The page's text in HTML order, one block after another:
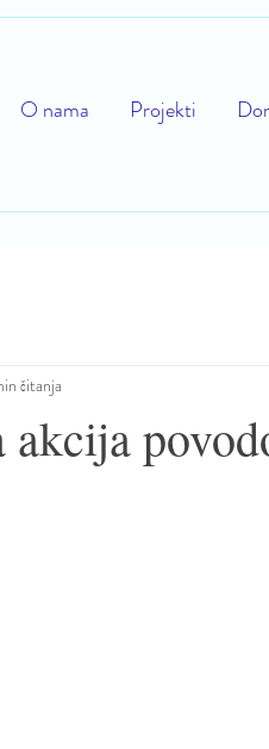
O nama Projekti
akcija
čitanja